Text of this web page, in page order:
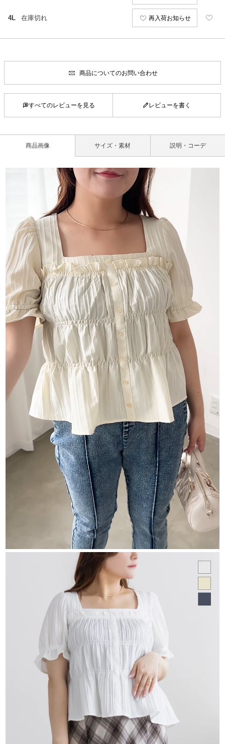
4L 在庫切れ 再入荷お知らせ
商品についてのお問い合わせ
すべてのレビューを見る レビューを書く
商品画像 サイズ・素材 説明・コーデ